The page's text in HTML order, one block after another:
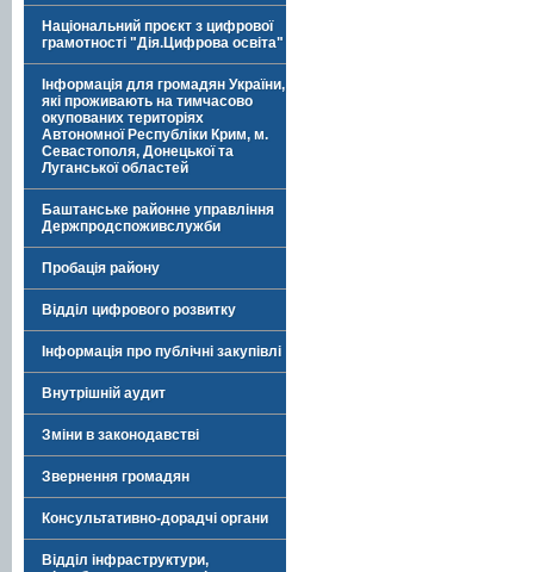
Національний проєкт з цифрової
грамотності "Дія.Цифрова освіта"
Інформація для громадян України,
які проживають на тимчасово
окупованих територіях
Автономної Республіки Крим, м.
Севастополя, Донецької та
Луганської областей
Баштанське районне управління
Держпродспоживслужби
Пробація району
Відділ цифрового розвитку
Інформація про публічні закупівлі
Внутрішній аудит
Зміни в законодавстві
Звернення громадян
Консультативно-дорадчі органи
Відділ інфраструктури,